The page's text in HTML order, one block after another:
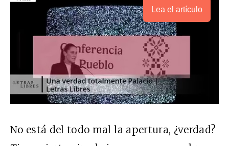
Lea el artículo
No está del todo mal la apertura, ¿verdad?